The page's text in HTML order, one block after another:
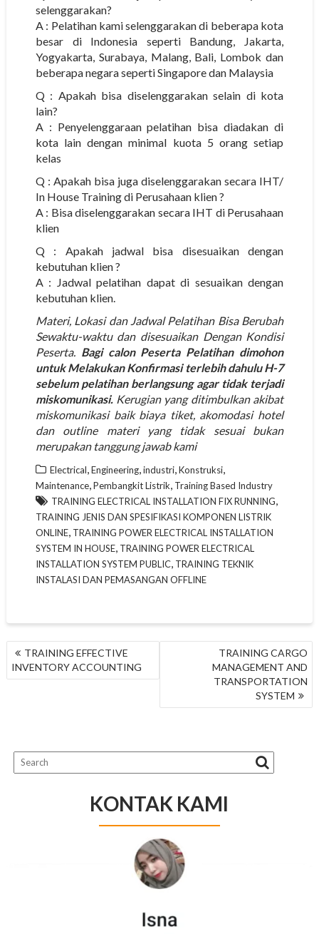
selenggarakan?
A : Pelatihan kami selenggarakan di beberapa kota
besar di Indonesia seperti Bandung, Jakarta,
Yogyakarta, Surabaya, Malang, Bali, Lombok dan
beberapa negara seperti Singapore dan Malaysia
Q : Apakah bisa diselenggarakan selain di kota
lain?
A : Penyelenggaraan pelatihan bisa diadakan di
kota lain dengan minimal kuota 5 orang setiap
kelas
Q : Apakah bisa juga diselenggarakan secara IHT/
In House Training di Perusahaan klien ?
A : Bisa diselenggarakan secara IHT di Perusahaan
klien
Q : Apakah jadwal bisa disesuaikan dengan
kebutuhan klien ?
A : Jadwal pelatihan dapat di sesuaikan dengan
kebutuhan klien.
Materi, Lokasi dan Jadwal Pelatihan Bisa Berubah
Sewaktu-waktu dan disesuaikan Dengan Kondisi
Peserta.Bagi calon Peserta Pelatihan dimohon
untuk Melakukan Konfirmasi terlebih dahulu H-7
sebelum pelatihan berlangsung agar tidak terjadi
miskomunikasi.Kerugian yang ditimbulkan akibat
miskomunikasi baik biaya tiket, akomodasi hotel
dan outline materi yang tidak sesuai bukan
merupakan tanggung jawab kami
Electrical,Engineering,industri,Konstruksi,
Maintenance,Pembangkit Listrik, Training Based Industry
TRAINING ELECTRICAL INSTALLATION FIX RUNNING,
TRAINING JENIS DAN SPESIFIKASI KOMPONEN LISTRIK
ONLINE, TRAINING POWER ELECTRICAL INSTALLATION
SYSTEM IN HOUSE, TRAINING POWER ELECTRICAL
INSTALLATION SYSTEM PUBLIC, TRAINING TEKNIK
INSTALASI DAN PEMASANGAN OFFLINE
NAVIGASI
POS
TRAINING EFFECTIVE
INVENTORY ACCOUNTING
TRAINING CARGO
MANAGEMENT AND
TRANSPORTATION
SYSTEM
KONTAK KAMI